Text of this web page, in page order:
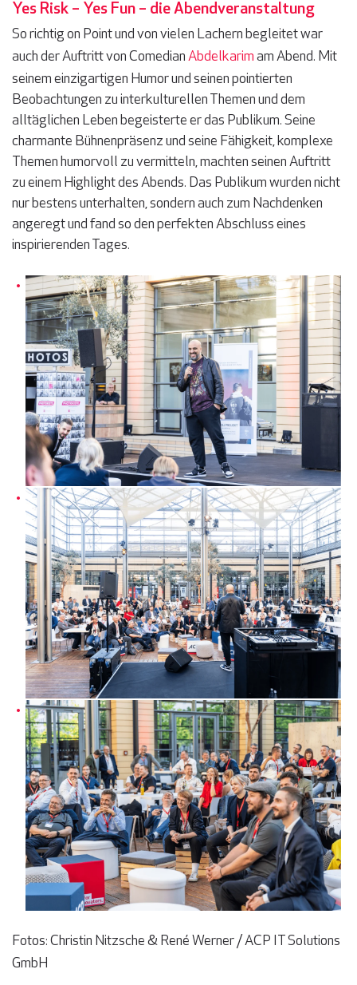
Yes Risk – Yes Fun – die Abendveranstaltung
So richtig on Point und von vielen Lachern begleitet war
auch der Auftritt von Comedian Abdelkarim am Abend. Mit
seinem einzigartigen Humor und seinen pointierten
Beobachtungen zu interkulturellen Themen und dem
alltäglichen Leben begeisterte er das Publikum. Seine
charmante Bühnenpräsenz und seine Fähigkeit, komplexe
Themen humorvoll zu vermitteln, machten seinen Auftritt
zu einem Highlight des Abends. Das Publikum wurden nicht
nur bestens unterhalten, sondern auch zum Nachdenken
angeregt und fand so den perfekten Abschluss eines
inspirierenden Tages.
Fotos: Christin Nitzsche & René Werner / ACP IT Solutions
GmbH